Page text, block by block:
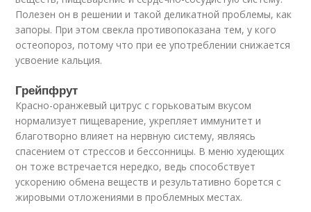
Полезен он в решении и такой деликатной проблемы, как
запоры. При этом свекла противопоказана тем, у кого
остеопороз, потому что при ее употреблении снижается
усвоение кальция.
Грейпфрут
Красно-оранжевый цитрус с горьковатым вкусом
нормализует пищеварение, укрепляет иммунитет и
благотворно влияет на нервную систему, являясь
спасением от стрессов и бессонницы. В меню худеющих
он тоже встречается нередко, ведь способствует
ускорению обмена веществ и результативно борется с
жировыми отложениями в проблемных местах.